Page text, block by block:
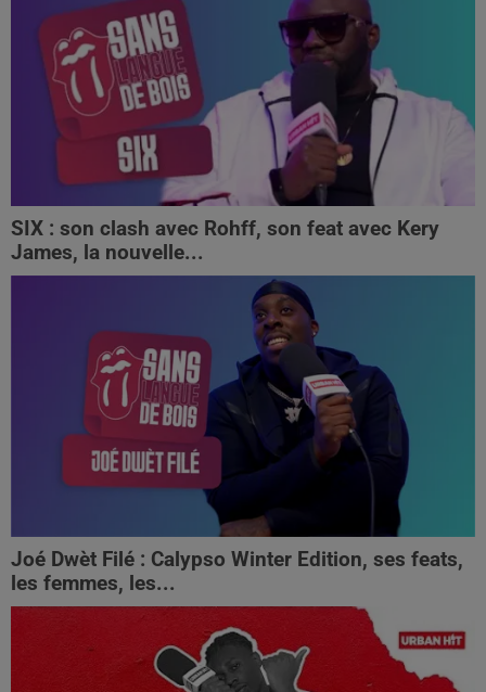
SIX : son clash avec Rohff, son feat avec Kery
James, la nouvelle...
Joé Dwèt Filé : Calypso Winter Edition, ses feats,
les femmes, les...